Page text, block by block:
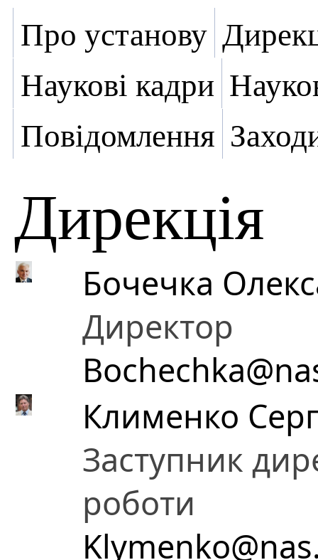
Про установу
Наукові кадри
Повідомлення
Дирекція
Бочечка
Директор
Клименко
Заступник
роботи